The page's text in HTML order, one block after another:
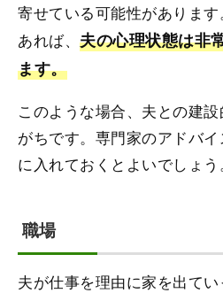
寄せている可能性がありま
あれば、夫の心理状態は非
ます。
このような場合、夫との建
がちです。専門家のアドバ
に入れておくとよいでしょう
職場
夫が仕事を理由に家を出て